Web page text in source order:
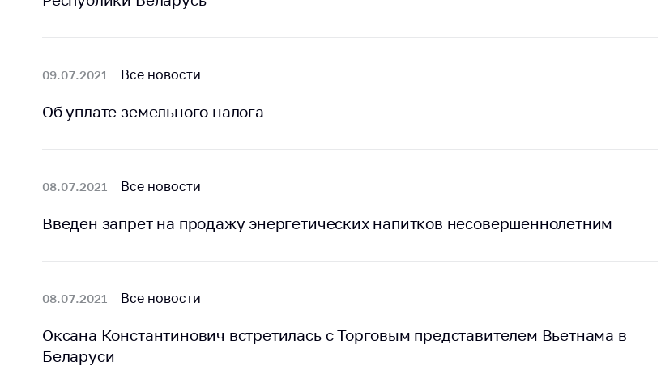
Награждения
товарная биржа
Общественная
геральдические
символы
Деятельность
Ценовая политика
Антимонопольное
государственный
Ценообразование
09.07.2021 Все новости
Об уплате земельного налога
08.07.2021 Все новости
Введен запрет на продажу энергетических напитков несовершеннолетним
08.07.2021 Все новости
Оксана Константинович встретилась с Торговым представителем Вьетнама в
Беларуси